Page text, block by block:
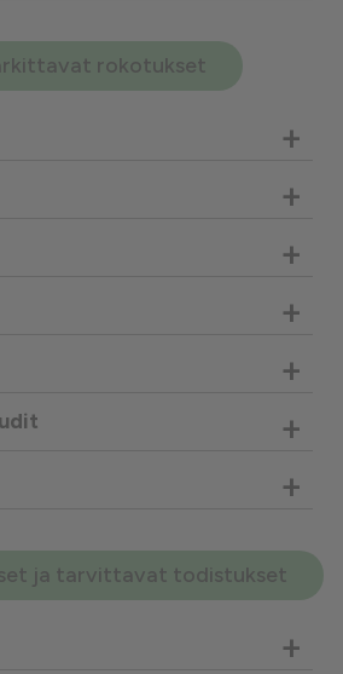
rokotukset
+
+
+
+
+
+
+
ja tarvittavat todistukset
+